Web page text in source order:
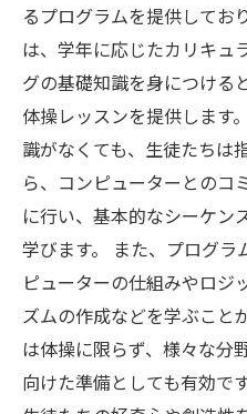
るプログラムを提供してお
は、学年に応じたカリキュ
グの基礎知識を身につける
体操レッスンを提供します
識がなくても、生徒たちは
ら、コンピューターとのコ
に行い、基本的なシーケン
学びます。 また、プログラ
ピューターの仕組みやロジ
ズムの作成などを学ぶこと
は体操に限らず、様々な分
向けた準備としても有効で